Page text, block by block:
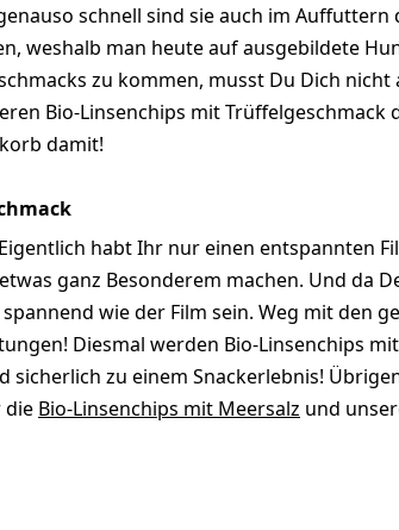
schnell sind sie auch im Auffuttern
weshalb man heute auf ausgebildete
zu kommen, musst Du Dich nicht
Bio-Linsenchips mit Trüffelgeschmack
damit!
habt Ihr nur einen entspannten
ganz Besonderem machen. Und da
wie der Film sein. Weg mit den
Diesmal werden Bio-Linsenchips mit
zu einem Snackerlebnis!
die Bio-Linsenchips mit Meersalz und